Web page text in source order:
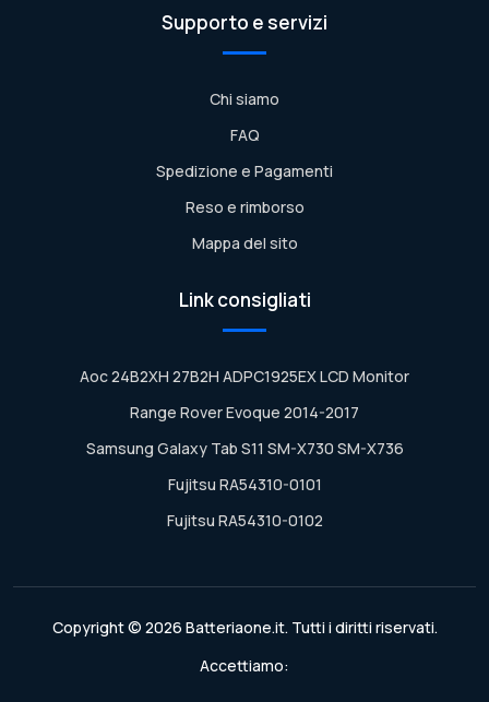
Supporto e servizi
Chi siamo
FAQ
Spedizione e Pagamenti
Reso e rimborso
Mappa del sito
Link consigliati
Aoc 24B2XH 27B2H ADPC1925EX LCD Monitor
Range Rover Evoque 2014-2017
Samsung Galaxy Tab S11 SM-X730 SM-X736
Fujitsu RA54310-0101
Fujitsu RA54310-0102
Copyright © 2026 Batteriaone.it. Tutti i diritti riservati.
Accettiamo: